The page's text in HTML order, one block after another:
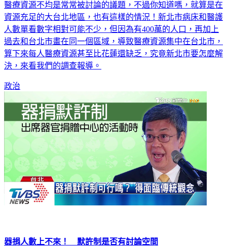
醫療資源不均是常常被討論的議題，不過你知道嗎，就算是在
資源充足的大台北地區，也有這樣的情況！新北市病床和醫護
人數單看數字相對可能不少，但因為有400萬的人口，再加上
過去和台北市畫在同一個區域，導致醫療資源集中在台北市，
算下來每人醫療資源甚至比花蓮還缺乏，究竟新北市要怎麼解
決，來看我們的調查報導。
政治
器捐人數上不來！ 默許制是否有討論空間